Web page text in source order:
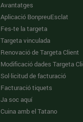
Avantatges
Aplicació BonpreuEsclat
Fes-te la targeta
Targeta vinculada
Renovació de Targeta Client
Modificació dades Targeta
Sol·licitud de facturació
Facturació tiquets
Ja soc aquí
Cuina amb el Tatano